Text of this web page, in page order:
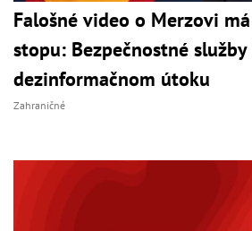
Falošné video o Merzovi
stopu: Bezpečnostné
dezinformačnom útoku
Zahraničné